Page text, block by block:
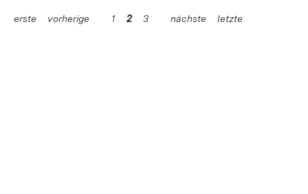
erste vorherige 1 2 3 nächste letzte